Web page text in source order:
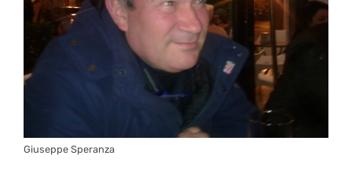
Giuseppe Speranza